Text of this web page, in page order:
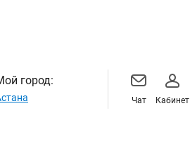
город:
Чат Кабинет